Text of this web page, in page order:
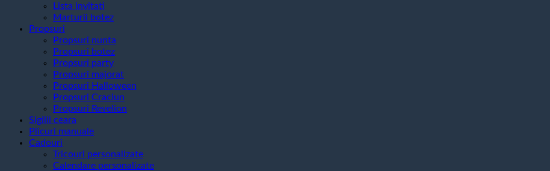
Lista invitati
Marturii botez
Propsuri
Propsuri nunta
Propsuri botez
Propsuri party
Propsuri majorat
Propsuri Halloween
Propsuri Craciun
Propsuri Revelion
Sigilii ceara
Plicuri manuale
Cadouri
Tricouri personalizate
Calendare personalizate